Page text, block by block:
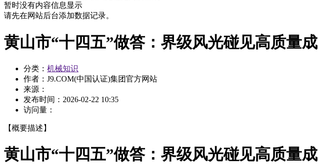
暂时没有内容信息显示
请先在网站后台添加数据记录。
黄山市“十四五”做答：界级风光碰见高质量成
分类： 机械知识
作者：J9.COM(中国认证)集团官方网站
来源：
发布时间： 2026-02-22 10:35
访问量：
【概要描述】
黄山市“十四五”做答：界级风光碰见高质量成